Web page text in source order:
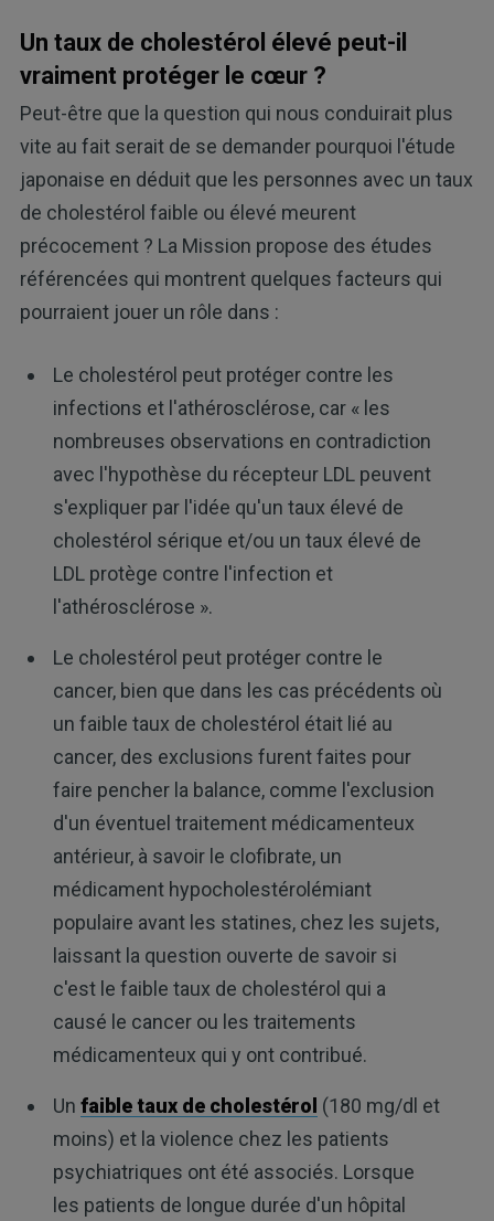
Un taux de cholestérol élevé peut-il
vraiment protéger le cœur ?
Peut-être que la question qui nous conduirait plus
vite au fait serait de se demander pourquoi l'étude
japonaise en déduit que les personnes avec un taux
de cholestérol faible ou élevé meurent
précocement ? La Mission propose des études
référencées qui montrent quelques facteurs qui
pourraient jouer un rôle dans :
Le cholestérol peut protéger contre les
infections et l'athérosclérose, car « les
nombreuses observations en contradiction
avec l'hypothèse du récepteur LDL peuvent
s'expliquer par l'idée qu'un taux élevé de
cholestérol sérique et/ou un taux élevé de
LDL protège contre l'infection et
l'athérosclérose ».
Le cholestérol peut protéger contre le
cancer, bien que dans les cas précédents où
un faible taux de cholestérol était lié au
cancer, des exclusions furent faites pour
faire pencher la balance, comme l'exclusion
d'un éventuel traitement médicamenteux
antérieur, à savoir le clofibrate, un
médicament hypocholestérolémiant
populaire avant les statines, chez les sujets,
laissant la question ouverte de savoir si
c'est le faible taux de cholestérol qui a
causé le cancer ou les traitements
médicamenteux qui y ont contribué.
Un faible taux de cholestérol (180 mg/dl et
moins) et la violence chez les patients
psychiatriques ont été associés. Lorsque
les patients de longue durée d'un hôpital